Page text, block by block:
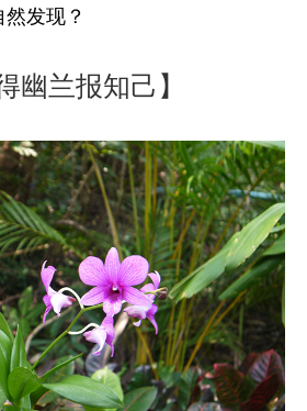
发现？
幽兰报知己】